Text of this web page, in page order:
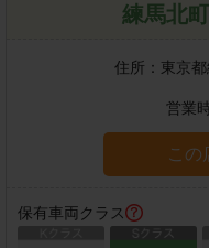
練馬北
住所： 東京
営業
この
保有車両クラス